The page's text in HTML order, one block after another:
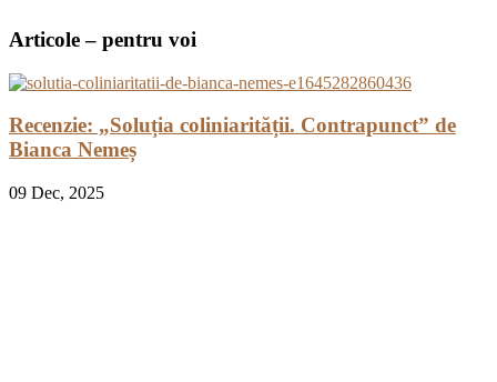
Articole – pentru voi
Recenzie: „Soluția coliniarității. Contrapunct” de
Bianca Nemeș
09 Dec, 2025